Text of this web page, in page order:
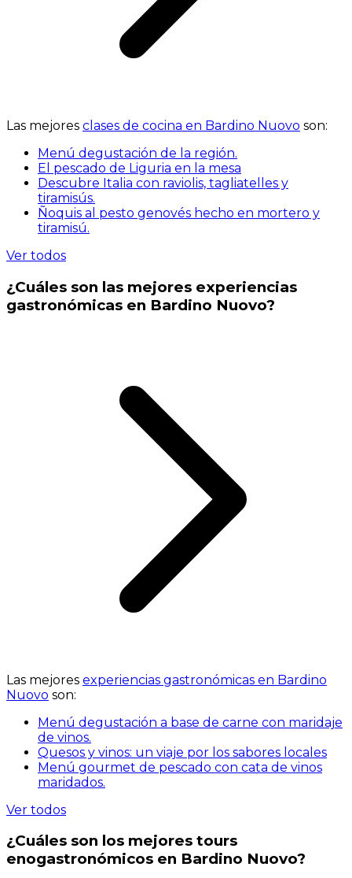
Las mejores clases de cocina en Bardino Nuovo son:
Menú degustación de la región.
El pescado de Liguria en la mesa
Descubre Italia con raviolis, tagliatelles y
tiramisús.
Ñoquis al pesto genovés hecho en mortero y
tiramisú.
Ver todos
¿Cuáles son las mejores experiencias
gastronómicas en Bardino Nuovo?
Las mejores experiencias gastronómicas en Bardino
Nuovo son:
Menú degustación a base de carne con maridaje
de vinos.
Quesos y vinos: un viaje por los sabores locales
Menú gourmet de pescado con cata de vinos
maridados.
Ver todos
¿Cuáles son los mejores tours
enogastronómicos en Bardino Nuovo?